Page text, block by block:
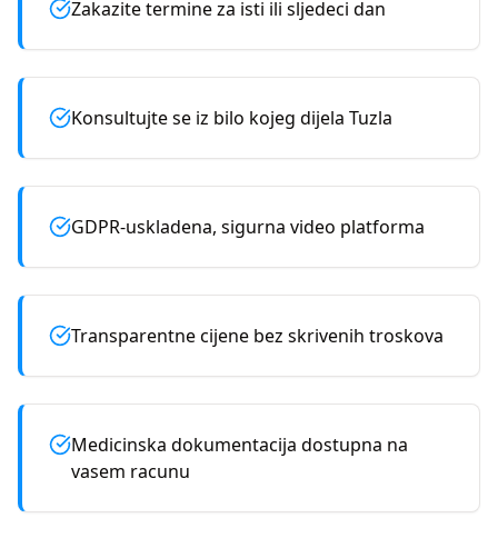
Zakazite termine za isti ili sljedeci dan
Konsultujte se iz bilo kojeg dijela Tuzla
GDPR-uskladena, sigurna video platforma
Transparentne cijene bez skrivenih troskova
Medicinska dokumentacija dostupna na
vasem racunu